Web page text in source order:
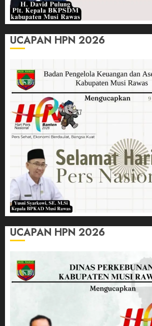
UCAPAN HPN 2026
UCAPAN HPN 2026